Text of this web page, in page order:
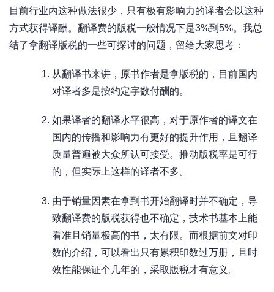
目前行业内这种做法很少，只有极有影响力的译者会以这种
方式获得译酬。翻译费的版税一般情况下是3%到5%。我总
结了拿翻译版税的一些可探讨的问题，留给大家思考：
从翻译书来讲，原书作者是拿版税的，目前国内
对译者多是按约定字数付酬的。
如果译者的翻译水平很高，对于原作者的译文在
国内的传播和影响力有更好的提升作用，且翻译
质量普遍被大众所认可接受。推动版税率是可行
的，但实际上这样的译者不多。
由于销量因素在拿到书开始翻译时并不确定，导
致翻译费的版税获得也不确定，技术书基本上能
看准且销量极高的书，太有限。而根据前文对印
数的介绍，可以看出只有累积印数过万册，且时
效性能保证个几年的，采取版税才有意义。